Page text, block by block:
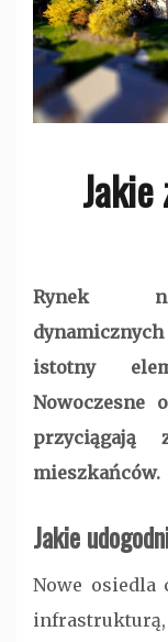
Rynek
istotny
Nowoczesne
mieszkańców.
Jakie
Nowe osiedla